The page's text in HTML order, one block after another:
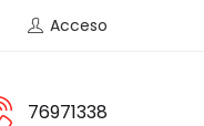
Acceso
76971338